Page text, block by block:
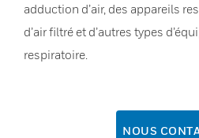
adduction d’air, des appareils
d’air filtré et d’autres types
respiratoire.
NOUS